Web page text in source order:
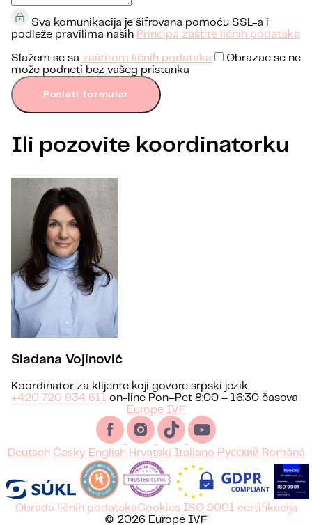
Sva komunikacija je šifrovana pomoću SSL-a i
podleže pravilima naših Principa zaštite ličnih podataka
Slažem se sa zaštitom ličnih podataka
Obrazac se ne
može podneti bez vašeg pristanka
Poslati formular
Ili pozovite koordinatorku
Sladana Vojinović
Koordinator za klijente koji govore srpski jezik
+420 720 934 611 on-line Pon–Pet 8:00 – 16:30 časova
Europe IVF
Deutsch Česky English Hrvatski Italiano Русский Română
Obrada ličnih podatakaCookies ISO 9001 certifikacija
© 2026 Europe IVF